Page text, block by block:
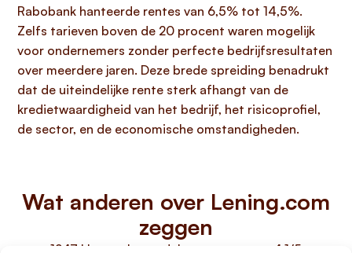
Rabobank hanteerde rentes van 6,5% tot 14,5%.
Zelfs tarieven boven de 20 procent waren mogelijk
voor ondernemers zonder perfecte bedrijfsresultaten
over meerdere jaren. Deze brede spreiding benadrukt
dat de uiteindelijke rente sterk afhangt van de
kredietwaardigheid van het bedrijf, het risicoprofiel,
de sector, en de economische omstandigheden.
Wat anderen over Lening.com
zeggen
1247 klanten beoordelen ons met een 4.1/5